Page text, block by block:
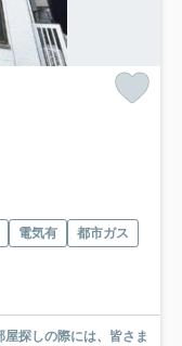
電気有
都市ガス